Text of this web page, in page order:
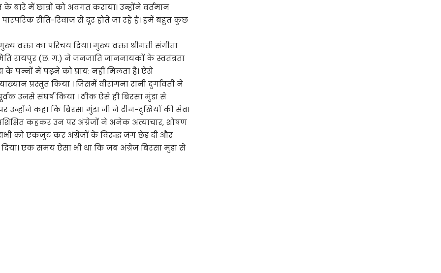
में छात्रों को अवगत कराया। उन्होंने वर्तमान
रीति-रिवाज से दूर होते जा रहे हैं। हमें बहुत कुछ
का परिचय दिया। मुख्य वक्ता श्रीमती संगीता
रायपुर (छ. ग.) ने जनजाति जाननायकों के स्वतंत्रता
पन्नों में पढ़ने को प्राय: नहीं मिलता है। ऐसे
प्रस्तुत किया । जिसमें वीरांगना रानी दुर्गावती ने
उनसे संघर्ष किया । ठीक ऐसे ही बिरसा मुंडा से
उन्होंने कहा कि बिरसा मुंडा जी ने दीन-दुखियों की सेवा
कहकर उन पर अंग्रेजों ने अनेक अत्याचार, शोषण
को एकजुट कर अंग्रेजों के विरुद्ध जंग छेड़ दी और
एक समय ऐसा भी था कि जब अंग्रेज बिरसा मुंडा से